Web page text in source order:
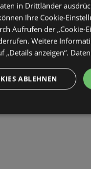
in Drittländer
Ihre Cookie-
Aufrufen der „Cookie-
Weitere
anzeigen“.
ABLEHNEN